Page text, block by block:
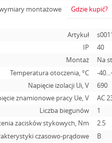
Artykuł
IP
40
Montaż
Na
Temperatura otoczenia, °С
-
Napięcie izolacji Ui, V
690
znamionowe pracy Ue, V
AC
Liczba biegunów
1
zacisków stykowych, Nm
2.5
czasowo-prądowe
B
montażowe Gdzie kupić?